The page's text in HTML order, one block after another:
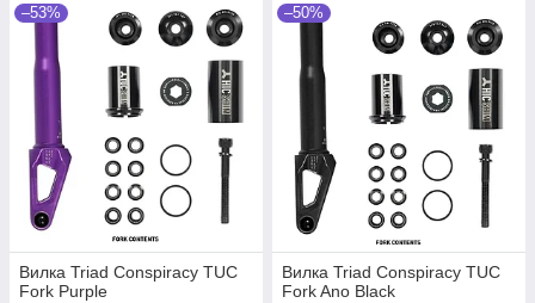
–53%
Вилка Triad Conspiracy TUC
Fork Purple
–50%
Вилка Triad Conspiracy TUC
Fork Ano Black